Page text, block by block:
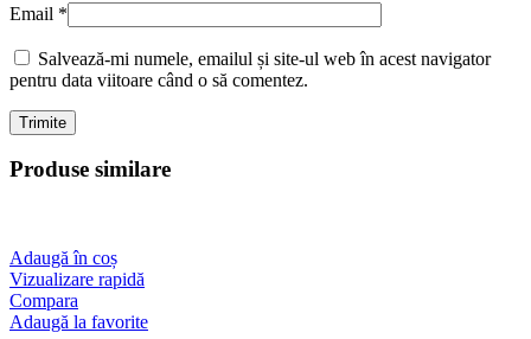
Email *
Salvează-mi numele, emailul și site-ul web în acest navigator
pentru data viitoare când o să comentez.
Produse similare
Adaugă în coș
Vizualizare rapidă
Compara
Adaugă la favorite